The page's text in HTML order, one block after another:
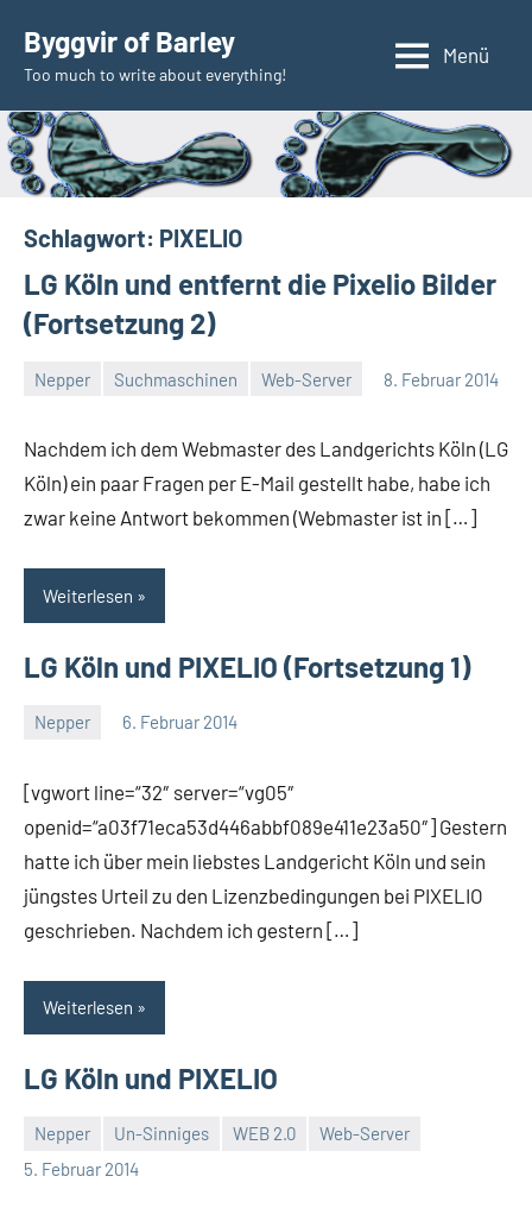
Inhalt
springen
Byggvir of Barley
Too much to write about everything!
Menü
Schlagwort: PIXELIO
LG Köln und entfernt die Pixelio Bilder
(Fortsetzung 2)
Nepper Suchmaschinen Web-Server 8. Februar 2014
Thomas
Nachdem ich dem Webmaster des Landgerichts Köln (LG
Köln) ein paar Fragen per E-Mail gestellt habe, habe ich
zwar keine Antwort bekommen (Webmaster ist in […]
Weiterlesen
LG Köln und PIXELIO (Fortsetzung 1)
Nepper 6. Februar 2014
Thomas
[vgwort line=“32″ server=“vg05″
openid=“a03f71eca53d446abbf089e411e23a50″] Gestern
hatte ich über mein liebstes Landgericht Köln und sein
jüngstes Urteil zu den Lizenzbedingungen bei PIXELIO
geschrieben. Nachdem ich gestern […]
Weiterlesen
LG Köln und PIXELIO
Nepper Un-Sinniges WEB 2.0
Web-Server
5. Februar 2014
Thomas
Ein